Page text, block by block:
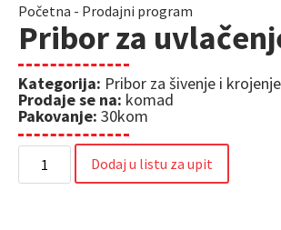
Početna - Prodajni program
Pribor za
Kategorija: Pribor za šivenje i krojenje
Prodaje se na: komad
Pakovanje: 30kom
Dodaj u listu za upit